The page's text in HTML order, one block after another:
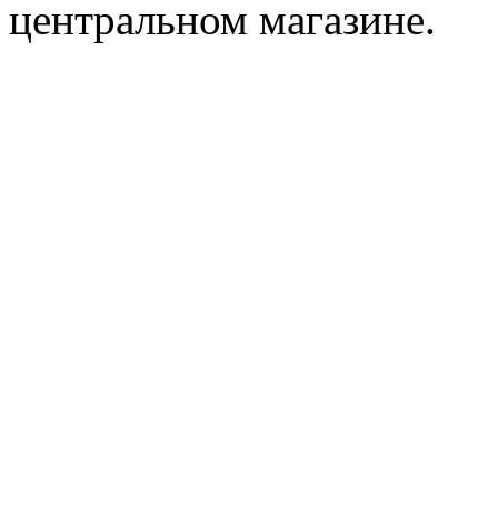
центральном магазине.